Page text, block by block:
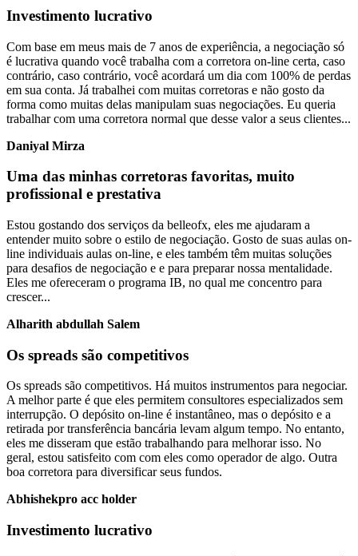
Investimento lucrativo
Com base em meus mais de 7 anos de experiência, a negociação só
é lucrativa quando você trabalha com a corretora on-line certa, caso
contrário, caso contrário, você acordará um dia com 100% de perdas
em sua conta. Já trabalhei com muitas corretoras e não gosto da
forma como muitas delas manipulam suas negociações. Eu queria
trabalhar com uma corretora normal que desse valor a seus clientes...
Daniyal Mirza
Uma das minhas corretoras favoritas, muito
profissional e prestativa
Estou gostando dos serviços da belleofx, eles me ajudaram a
entender muito sobre o estilo de negociação. Gosto de suas aulas on-
line individuais aulas on-line, e eles também têm muitas soluções
para desafios de negociação e e para preparar nossa mentalidade.
Eles me ofereceram o programa IB, no qual me concentro para
crescer...
Alharith abdullah Salem
Os spreads são competitivos
Os spreads são competitivos. Há muitos instrumentos para negociar.
A melhor parte é que eles permitem consultores especializados sem
interrupção. O depósito on-line é instantâneo, mas o depósito e a
retirada por transferência bancária levam algum tempo. No entanto,
eles me disseram que estão trabalhando para melhorar isso. No
geral, estou satisfeito com com eles como operador de algo. Outra
boa corretora para diversificar seus fundos.
Abhishekpro acc holder
Investimento lucrativo